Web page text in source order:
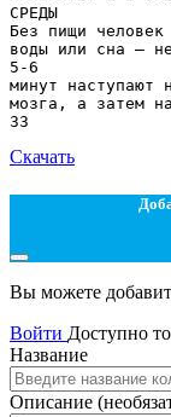
Скачать
Вы можете
Войти Доступно
Название
Описание